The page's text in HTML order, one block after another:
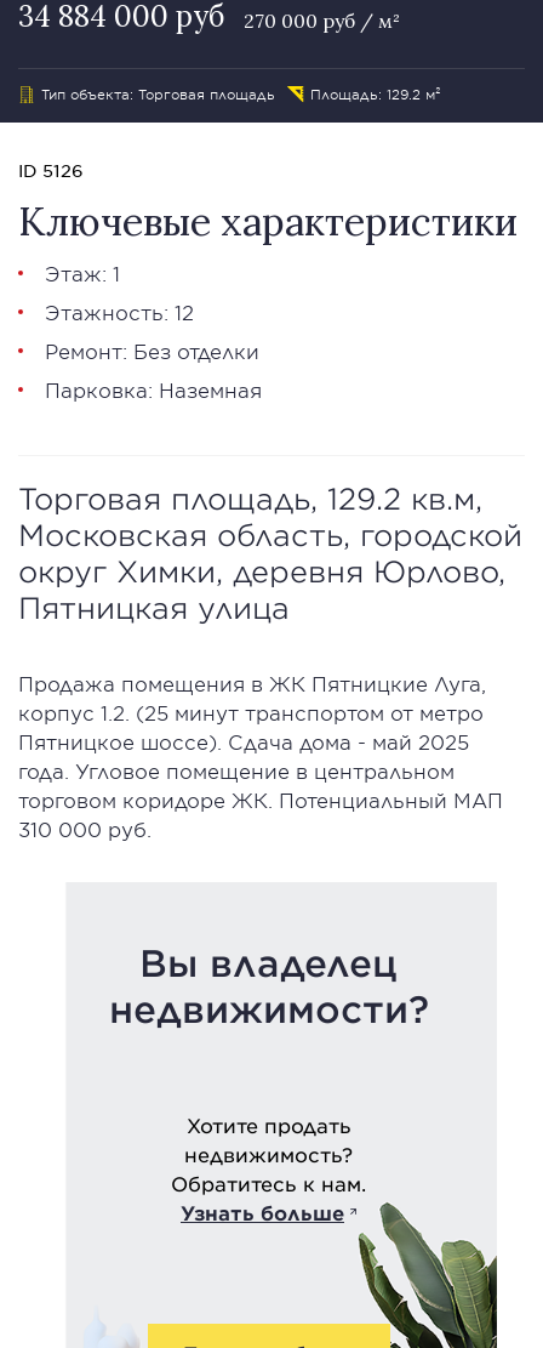
34 884 000 руб 270 000 руб / м²
Тип объекта: Торговая площадь Площадь: 129.2 м²
ID 5126
Ключевые характеристики
Этаж: 1
Этажность: 12
Ремонт: Без отделки
Парковка: Наземная
Торговая площадь, 129.2 кв.м,
Московская область, городской
округ Химки, деревня Юрлово,
Пятницкая улица
Продажа помещения в ЖК Пятницкие Луга,
корпус 1.2. (25 минут транспортом от метро
Пятницкое шоссе). Сдача дома - май 2025
года. Угловое помещение в центральном
торговом коридоре ЖК. Потенциальный МАП
310 000 руб.
Вы владелец
недвижимости?
Хотите продать
недвижимость?
Обратитесь к нам.
Узнать больше